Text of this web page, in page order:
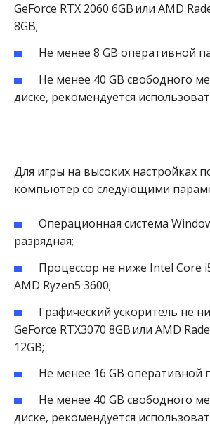
GeForce RTX 2060 6GB или AMD
8GB;
Не менее 8 GB оперативной
Не менее 40 GB свободного
диске, рекомендуется
Для игры на высоких настройках
компьютер со следующими
Операционная система
разрядная;
Процессор не ниже Intel Core
AMD Ryzen5 3600;
Графический ускоритель не
GeForce RTX3070 8GB или AMD
12GB;
Не менее 16 GB оперативной
Не менее 40 GB свободного
диске, рекомендуется